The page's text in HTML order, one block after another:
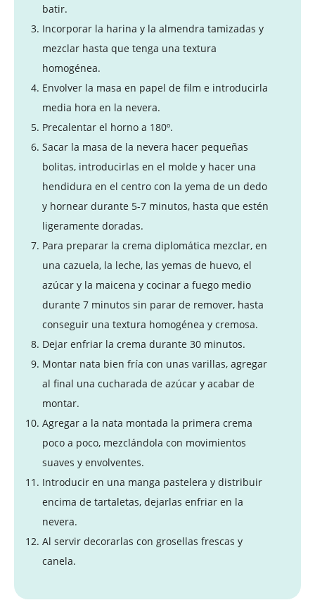
batir.
Incorporar la harina y la almendra tamizadas y
mezclar hasta que tenga una textura
homogénea.
Envolver la masa en papel de film e introducirla
media hora en la nevera.
Precalentar el horno a 180º.
Sacar la masa de la nevera hacer pequeñas
bolitas, introducirlas en el molde y hacer una
hendidura en el centro con la yema de un dedo
y hornear durante 5-7 minutos, hasta que estén
ligeramente doradas.
Para preparar la crema diplomática mezclar, en
una cazuela, la leche, las yemas de huevo, el
azúcar y la maicena y cocinar a fuego medio
durante 7 minutos sin parar de remover, hasta
conseguir una textura homogénea y cremosa.
Dejar enfriar la crema durante 30 minutos.
Montar nata bien fría con unas varillas, agregar
al final una cucharada de azúcar y acabar de
montar.
Agregar a la nata montada la primera crema
poco a poco, mezclándola con movimientos
suaves y envolventes.
Introducir en una manga pastelera y distribuir
encima de tartaletas, dejarlas enfriar en la
nevera.
Al servir decorarlas con grosellas frescas y
canela.